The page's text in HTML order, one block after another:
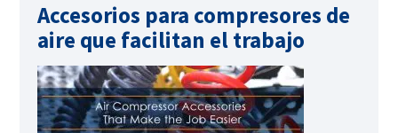
Accesorios para compresores de
aire que facilitan el trabajo